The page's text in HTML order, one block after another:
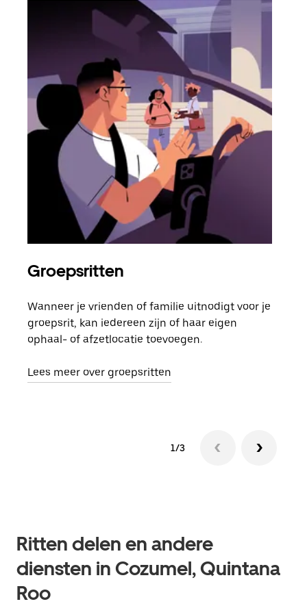
Groepsritten
Wanneer je vrienden of familie uitnodigt voor je
groepsrit, kan iedereen zijn of haar eigen
ophaal- of afzetlocatie toevoegen.
Lees meer over groepsritten
1/3
Ritten delen en andere
diensten in Cozumel, Quintana
Roo